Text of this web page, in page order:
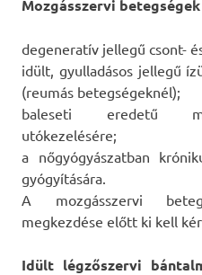
Mozgásszervi
degeneratív jellegű csont-
idült, gyulladásos jellegű
(reumás betegségeknél);
baleseti eredetű
utókezelésére;
a nőgyógyászatban
gyógyítására.
A mozgásszervi
megkezdése előtt ki kell
Idült légzőszervi